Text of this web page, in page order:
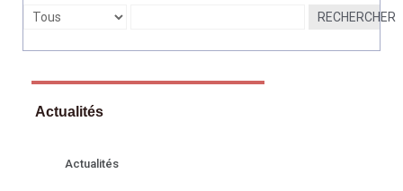
RECHERCHER
Actualités
Actualités